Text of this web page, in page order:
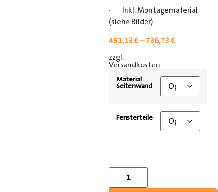
· Inkl. Montagematerial
(siehe Bilder)
451,13€–736,73€
zzgl.
Versandkosten
Material
Seitenwand
Fensterteile